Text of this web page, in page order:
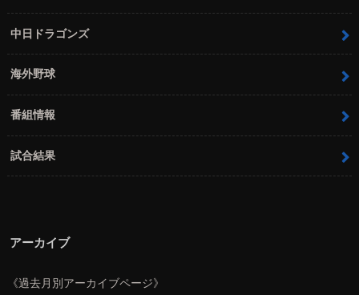
中日ドラゴンズ
海外野球
番組情報
試合結果
アーカイブ
《過去月別アーカイブページ》